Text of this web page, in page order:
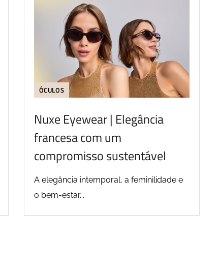
ÓCULOS
Nuxe Eyewear | Elegância
francesa com um
compromisso sustentável
A elegância intemporal, a feminilidade e
o bem-estar...